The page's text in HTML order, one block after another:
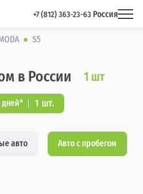
+7 (812) 363-23-63 Россия
S5
в России 1 шт
дней* 1 шт.
авто Авто с пробегом